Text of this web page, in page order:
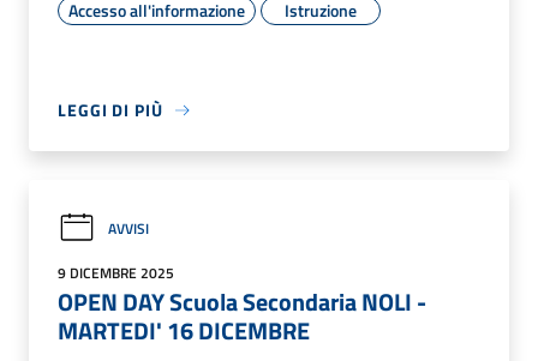
Accesso all'informazione Istruzione
LEGGI DI PIÙ
AVVISI
9 DICEMBRE 2025
OPEN DAY Scuola Secondaria NOLI -
MARTEDI' 16 DICEMBRE